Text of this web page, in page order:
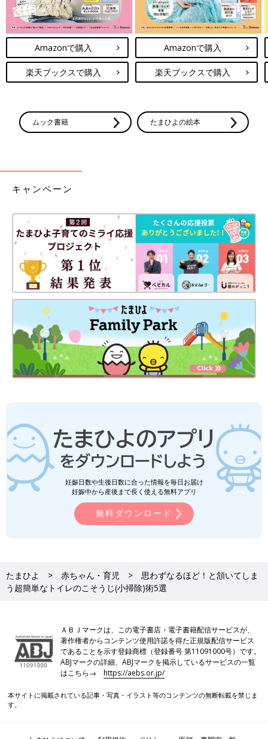
Amazonで購入
楽天ブックスで購入
Amazonで購入
楽天ブックスで購入
ムック書籍 たまひよの絵本
キャンペーン
妊娠日数や生後日数に合った情報を毎日お届け
妊娠中から産後まで長く使える無料アプリ
無料ダウンロード
たまひよ 赤ちゃん・育児
思わずなるほど！と頷いてしま
う超簡単なトイレのこそうじ(小掃除)術5選
ＡＢＪマークは、この電子書店・電子書籍配信サービスが、
著作権者からコンテンツ使用許諾を得た正規版配信サービス
であることを示す登録商標（登録番号 第11091000号）です。
ABJマークの詳細、ABJマークを掲示しているサービスの一覧
はこちら→https://aebs.or.jp/
本サイトに掲載されている記事・写真・イラスト等のコンテンツの無断転載を禁じま
す。